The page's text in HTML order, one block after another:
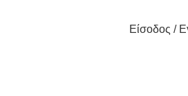
Είσοδος /